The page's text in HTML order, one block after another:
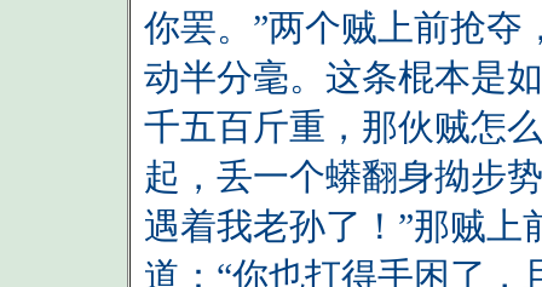
你罢。”两个贼上前抢夺
动半分毫。这条棍本是
千五百斤重，那伙贼怎
起，丢一个蟒翻身拗步
遇着我老孙了！”那贼
道：“你也打得手困了，